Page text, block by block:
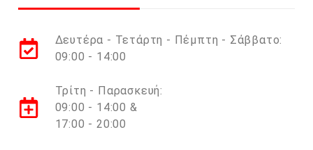
Δευτέρα - Τετάρτη - Πέμπτη - Σάββατο:
09:00 - 14:00
Τρίτη - Παρασκευή:
09:00 - 14:00 &
17:00 - 20:00